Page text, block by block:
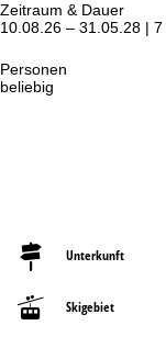
Zeitraum & Dauer
10.08.26 – 31.05.28 |
Personen
beliebig
Unterkunft
Skigebiet